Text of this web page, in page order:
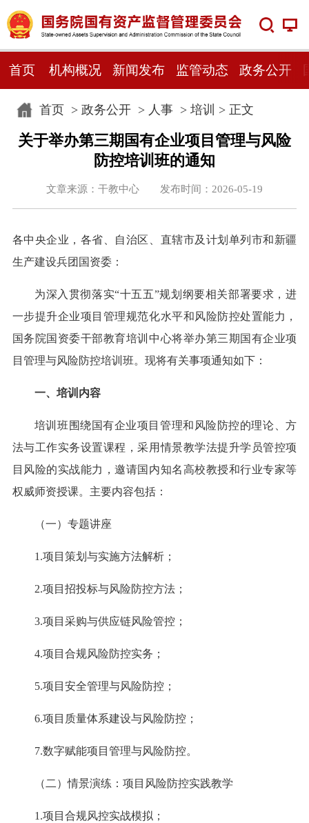
首页 机构概况 新闻发布 监管动态 政务公开
首页> 政务公开> 人事> 培训 > 正文
关于举办第三期国有企业项目管理与风险
防控培训班的通知
文章来源：干教中心 发布时间：2026-05-19
各中央企业，各省、自治区、直辖市及计划单列市和新疆
生产建设兵团国资委：
为深入贯彻落实“十五五”规划纲要相关部署要求，进
一步提升企业项目管理规范化水平和风险防控处置能力，
国务院国资委干部教育培训中心将举办第三期国有企业项
目管理与风险防控培训班。现将有关事项通知如下：
一、培训内容
培训班围绕国有企业项目管理和风险防控的理论、方
法与工作实务设置课程，采用情景教学法提升学员管控项
目风险的实战能力，邀请国内知名高校教授和行业专家等
权威师资授课。主要内容包括：
（一）专题讲座
1.项目策划与实施方法解析；
2.项目招投标与风险防控方法；
3.项目采购与供应链风险管控；
4.项目合规风险防控实务；
5.项目安全管理与风险防控；
6.项目质量体系建设与风险防控；
7.数字赋能项目管理与风险防控。
（二）情景演练：项目风险防控实践教学
1.项目合规风控实战模拟；